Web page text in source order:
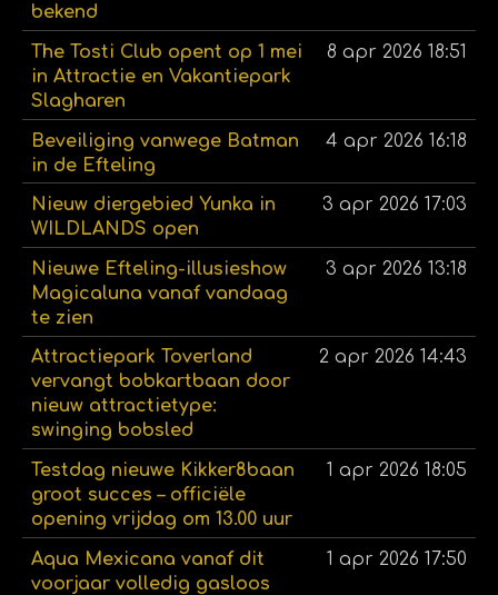
bekend
The Tosti Club opent op 1 mei
in Attractie en Vakantiepark
Slagharen
8 apr 2026 18:51
Beveiliging vanwege Batman
in de Efteling
4 apr 2026 16:18
Nieuw diergebied Yunka in
WILDLANDS open
3 apr 2026 17:03
Nieuwe Efteling-illusieshow
Magicaluna vanaf vandaag
te zien
3 apr 2026 13:18
Attractiepark Toverland
vervangt bobkartbaan door
nieuw attractietype:
swinging bobsled
2 apr 2026 14:43
Testdag nieuwe Kikker8baan
groot succes – officiële
opening vrijdag om 13.00 uur
1 apr 2026 18:05
Aqua Mexicana vanaf dit
voorjaar volledig gasloos
1 apr 2026 17:50